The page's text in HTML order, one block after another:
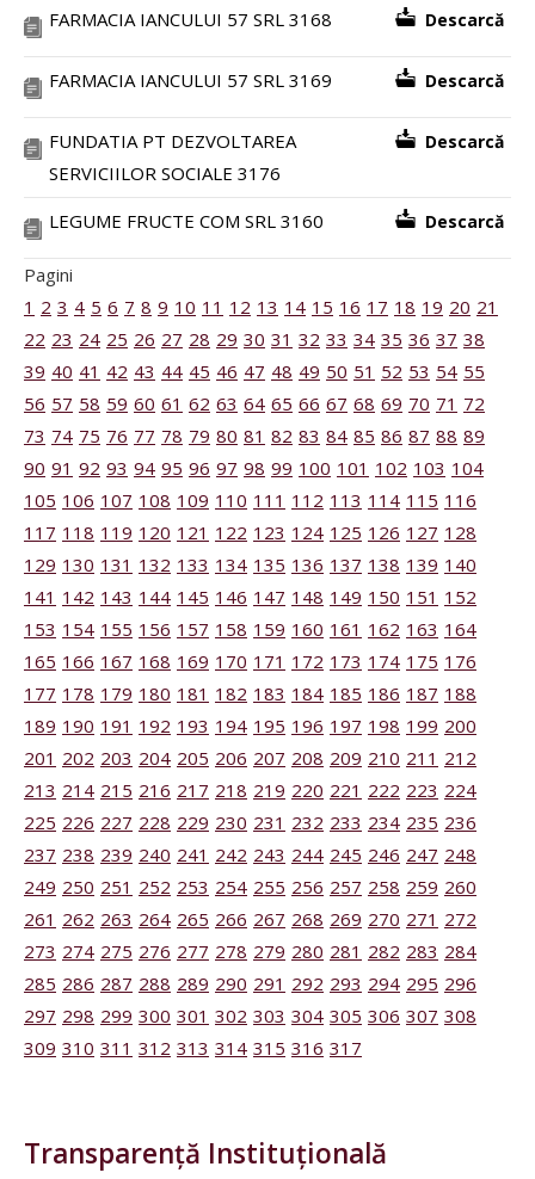
FARMACIA IANCULUI 57 SRL 3168 Descarcă
FARMACIA IANCULUI 57 SRL 3169 Descarcă
FUNDATIA PT DEZVOLTAREA
SERVICIILOR SOCIALE 3176
Descarcă
LEGUME FRUCTE COM SRL 3160 Descarcă
Pagini
1 2 3 4 5 6 7 8 9 10 11 12 13 14 15 16 17 18 19 20 21
22 23 24 25 26 27 28 29 30 31 32 33 34 35 36 37 38
39 40 41 42 43 44 45 46 47 48 49 50 51 52 53 54 55
56 57 58 59 60 61 62 63 64 65 66 67 68 69 70 71 72
73 74 75 76 77 78 79 80 81 82 83 84 85 86 87 88 89
90 91 92 93 94 95 96 97 98 99 100 101 102 103 104
105 106 107 108 109 110 111 112 113 114 115 116
117 118 119 120 121 122 123 124 125 126 127 128
129 130 131 132 133 134 135 136 137 138 139 140
141 142 143 144 145 146 147 148 149 150 151 152
153 154 155 156 157 158 159 160 161 162 163 164
165 166 167 168 169 170 171 172 173 174 175 176
177 178 179 180 181 182 183 184 185 186 187 188
189 190 191 192 193 194 195 196 197 198 199 200
201 202 203 204 205 206 207 208 209 210 211 212
213 214 215 216 217 218 219 220 221 222 223 224
225 226 227 228 229 230 231 232 233 234 235 236
237 238 239 240 241 242 243 244 245 246 247 248
249 250 251 252 253 254 255 256 257 258 259 260
261 262 263 264 265 266 267 268 269 270 271 272
273 274 275 276 277 278 279 280 281 282 283 284
285 286 287 288 289 290 291 292 293 294 295 296
297 298 299 300 301 302 303 304 305 306 307 308
309 310 311 312 313 314 315 316 317
Transparență Instituțională